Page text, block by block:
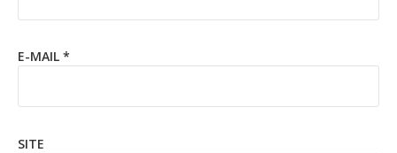
E-MAIL *
SITE